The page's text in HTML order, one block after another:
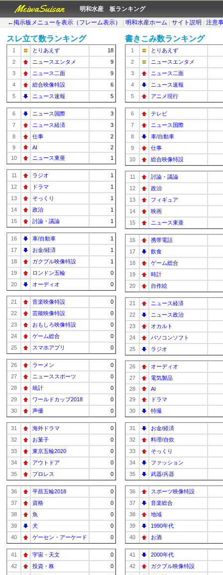
MeiwaSuisan
明和水産 板ランキング
←掲示板メニューを表示（フレーム表示）
明和水産ホーム サイト説明 注意
スレ立て数ランキング
1 とりあえず
18
2
ニュースエンタメ
9
3
ニュース二面
9
4
総合映像特設
6
5
ニュース速報 5
6 ニュース国際
3
7
ニュース経済
3
8
仕事
2
9
AI
2
10
ニュース東亜 1
11 ラジオ
1
12
ドラマ
1
13
そっくり
1
14
政治
1
15
討論・議論 1
16 車/自動車
1
17
お金/経済
1
18
ガクブル映像特設
1
19
ロンドン五輪
0
20
オーディオ 0
21 音楽映像特設
0
22
芸能映像特設
0
23
おもしろ映像特設
0
24
ゲーム総合
0
25
スマホアプリ 0
26 ラーメン
0
27
ニューススポーツ
0
28
統計
0
29
ワールドカップ2018
0
30
声優 0
31 海外ドラマ
0
32
お菓子
0
33
東京五輪2020
0
34
アウトドア
0
35
プロレス 0
36 平昌五輪2018
0
37
資格
0
38
魚
0
39
犬
0
40
ゲーセン・アーケード 0
41 宇宙・天文
0
42
投資・株
0
書きこみ数ランキング
1
とりあえず
2
ニュースエンタメ
3
ニュース二面
4
ニュース速報
5
アニメ現行
6
テレビ
7
ニュース国際
8
車/自動車
9
仕事
10
総合映像特設
11
討論・議論
12
政治
13
フィギュア
14
映画
15
ニュース東亜
16
携帯電話
17
飲食
18
ゲーム総合
19
時計
20
自作絵
21
ニュース経済
22
ニュース政治
23
オカルト
24
パソコンソフト
25
ラジオ
26
オーディオ
27
電気製品
28
AI
29
ドラマ
30
特撮
31
お金/経済
32
料理/自炊
33
そっくり
34
ファッション
35
武器/兵器
36
スポーツ映像特設
37
音楽総合
38
地域
39
1990年代
40
お酒
41
2000年代
42
ガクブル映像特設